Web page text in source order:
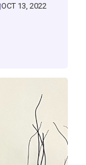
OCT 13, 2022